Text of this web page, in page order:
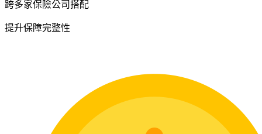
跨多家保險公司搭配
提升保障完整性